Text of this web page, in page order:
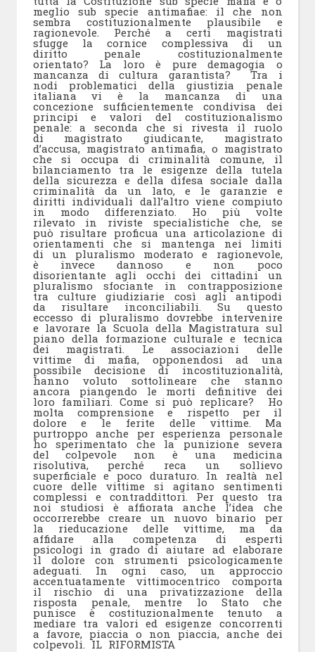
meglio sub specie antimafiae: il che non
sembra costituzionalmente plausibile e
ragionevole. Perché a certi magistrati
sfugge la cornice complessiva di un
diritto penale costituzionalmente
orientato? La loro è pure demagogia o
mancanza di cultura garantista? Tra i
nodi problematici della giustizia penale
italiana vi è la mancanza di una
concezione sufficientemente condivisa dei
principi e valori del costituzionalismo
penale: a seconda che si rivesta il ruolo
di magistrato giudicante, magistrato
d’accusa, magistrato antimafia, o magistrato
che si occupa di criminalità comune, il
bilanciamento tra le esigenze della tutela
della sicurezza e della difesa sociale dalla
criminalità da un lato, e le garanzie e
diritti individuali dall’altro viene compiuto
in modo differenziato. Ho più volte
rilevato in riviste specialistiche che, se
può risultare proficua una articolazione di
orientamenti che si mantenga nei limiti
di un pluralismo moderato e ragionevole,
è invece dannoso e non poco
disorientante agli occhi dei cittadini un
pluralismo sfociante in contrapposizione
tra culture giudiziarie così agli antipodi
da risultare inconciliabili. Su questo
eccesso di pluralismo dovrebbe intervenire
e lavorare la Scuola della Magistratura sul
piano della formazione culturale e tecnica
dei magistrati. Le associazioni delle
vittime di mafia, opponendosi ad una
possibile decisione di incostituzionalità,
hanno voluto sottolineare che stanno
ancora piangendo le morti definitive dei
loro familiari. Come si può replicare? Ho
molta comprensione e rispetto per il
dolore e le ferite delle vittime. Ma
purtroppo anche per esperienza personale
ho sperimentato che la punizione severa
del colpevole non è una medicina
risolutiva, perché reca un sollievo
superficiale e poco duraturo. In realtà nel
cuore delle vittime si agitano sentimenti
complessi e contraddittori. Per questo tra
noi studiosi è affiorata anche l’idea che
occorrerebbe creare un nuovo binario per
la rieducazione delle vittime, ma da
affidare alla competenza di esperti
psicologi in grado di aiutare ad elaborare
il dolore con strumenti psicologicamente
adeguati. In ogni caso, un approccio
accentuatamente vittimocentrico comporta
il rischio di una privatizzazione della
risposta penale, mentre lo Stato che
punisce è costituzionalmente tenuto a
mediare tra valori ed esigenze concorrenti
a favore, piaccia o non piaccia, anche dei
colpevoli. IL RIFORMISTA